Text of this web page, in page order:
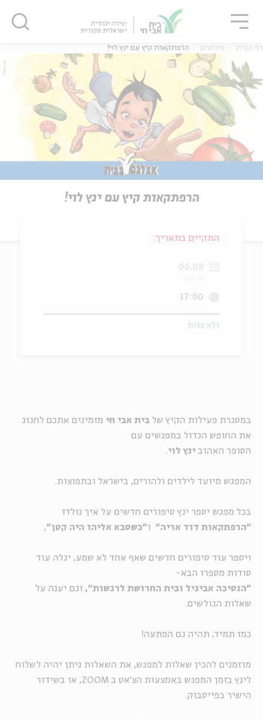
דף הבית אירועים הרפתקאות קיץ עם ינץ לוי!
הרפתקאות קיץ עם ינץ לוי!
במסגרת פעילות הקיץ של בית אבי חי מזמינים אתכם לחגוג
את החופש הגדול במפגשים עם
הסופר האהוב ינץ לוי.
המפגש מיועד לילדים ולהורים, בישראל ובתפוצות.
בכל מפגש יספר ינץ סיפורים חדשים על איך נולדו
"הרפתקאות דוד אריה" ו"כשסבא אליהו היה קטן",
ויספר עוד סיפורים חדשים שאף אחד לא שמע, יגלה עוד
סודות מספרו הבא-
"הנסיכה אביגיל ובית החרושת לרגשות", וגם יענה על
שאלות הגולשים.
כמו תמיד, תהיה גם הפתעה!
מוזמנים להכין שאלות למפגש, את השאלות ניתן יהיה לשלוח
לינץ בזמן המפגש באמצעות הצ'אט ב ZOOM, או בשידור
הישיר בפייסבוק.
התקיים בתאריך:
06.08
17:00
ללא עלות
סגור